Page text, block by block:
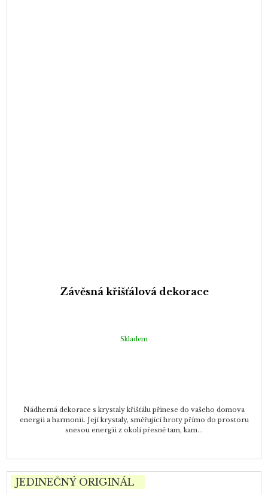
Závěsná křišťálová dekorace
Skladem
Nádherná dekorace s krystaly křišťálu přinese do vašeho domova
energii a harmonii. Její krystaly, směřující hroty přímo do prostoru
snesou energii z okolí přesně tam, kam...
JEDINEČNÝ ORIGINÁL